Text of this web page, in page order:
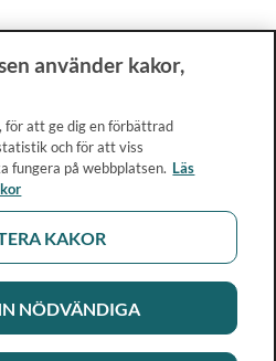
använder kakor,
för att ge dig en förbättrad
och för att viss
fungera på webbplatsen. Läs
KAKOR
NÖDVÄNDIGA